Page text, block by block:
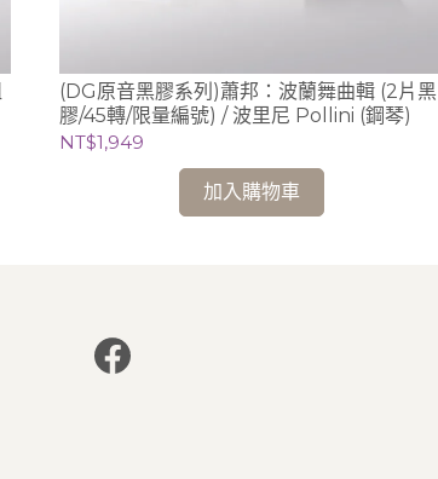
(DG原音黑膠系列)蕭邦：波蘭舞曲輯 (2片黑
膠/45轉/限量編號) / 波里尼 Pollini (鋼琴)
NT$1,949
加入購物車